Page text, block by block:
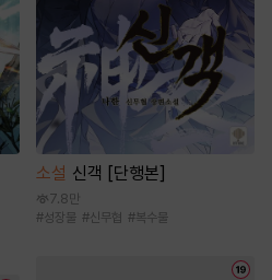
소설 신객 [단행본]
7.8만
#성장물 #신무협 #복수물